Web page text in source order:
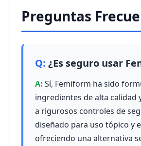
Preguntas
¿Es seguro usar
Sí, Femiform ha sido
ingredientes de alta calidad
a rigurosos controles de
diseñado para uso tópico y
ofreciendo una alternativa